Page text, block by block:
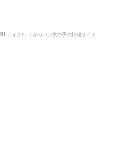
アイクル]｜かわいい女の子の情報サイト